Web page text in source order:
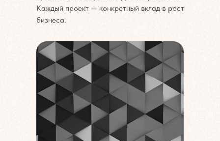
Каждый проект — конкретный вклад в рост
бизнеса.